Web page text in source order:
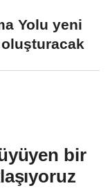
Yolu yeni
bir